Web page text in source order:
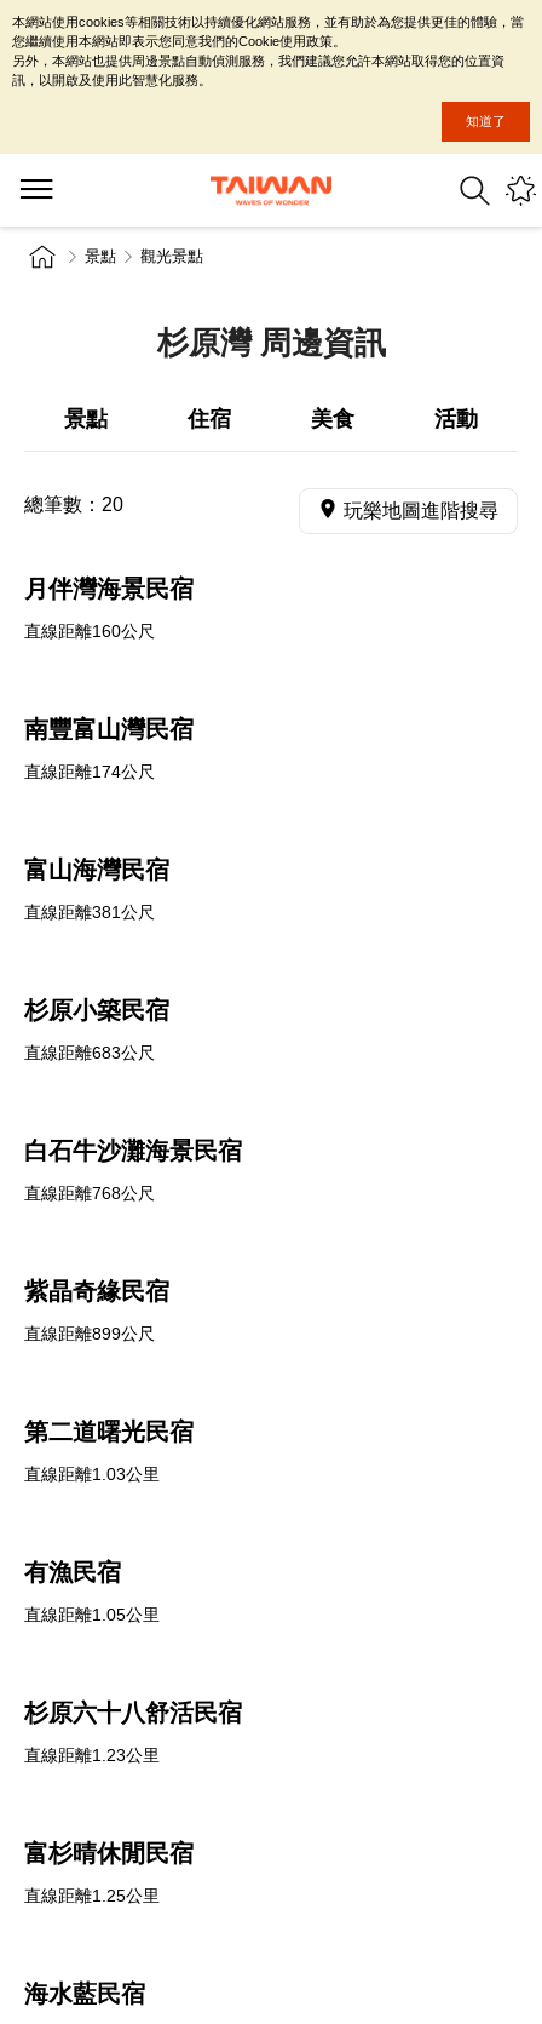
景點 觀光景點
杉原灣 周邊資訊
景點 住宿 美食 活動
總筆數： 20 玩樂地圖進階搜尋
月伴灣海景民宿
直線距離160公尺
南豐富山灣民宿
直線距離174公尺
富山海灣民宿
直線距離381公尺
杉原小築民宿
直線距離683公尺
白石牛沙灘海景民宿
直線距離768公尺
紫晶奇緣民宿
直線距離899公尺
第二道曙光民宿
直線距離1.03公里
有漁民宿
直線距離1.05公里
杉原六十八舒活民宿
直線距離1.23公里
富杉晴休閒民宿
直線距離1.25公里
海水藍民宿
本網站使用cookies等相關技術以持續優化網站服務，並有助於為您提供更佳的體驗，當
您繼續使用本網站即表示您同意我們的Cookie使用政策。
另外，本網站也提供周邊景點自動偵測服務，我們建議您允許本網站取得您的位置資
訊，以開啟及使用此智慧化服務。
知道了